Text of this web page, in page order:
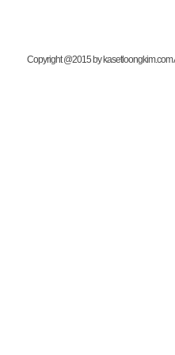
Copyright @2015 by kasetloongkim.com